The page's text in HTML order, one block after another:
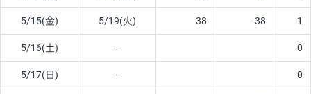
5/15(金) 5/19(火) 38 -38 1
5/16(土) - 0
5/17(日) - 0